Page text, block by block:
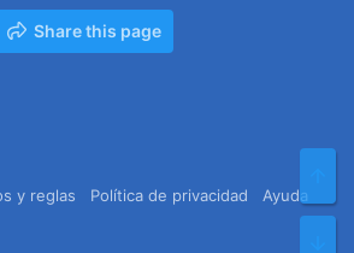
Share this page
y reglas Política de privacidad
Ayuda